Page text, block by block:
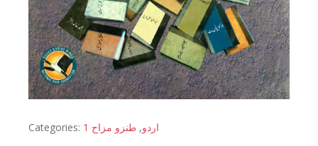
Categories: اردو, طنزو مزاح 1